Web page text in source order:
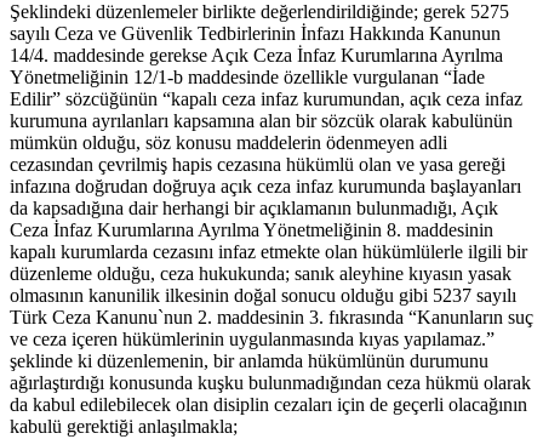
Şeklindeki düzenlemeler birlikte değerlendirildiğinde; gerek 5275
sayılı Ceza ve Güvenlik Tedbirlerinin İnfazı Hakkında Kanunun
14/4. maddesinde gerekse Açık Ceza İnfaz Kurumlarına Ayrılma
Yönetmeliğinin 12/1-b maddesinde özellikle vurgulanan “İade
Edilir” sözcüğünün “kapalı ceza infaz kurumundan, açık ceza infaz
kurumuna ayrılanları kapsamına alan bir sözcük olarak kabulünün
mümkün olduğu, söz konusu maddelerin ödenmeyen adli
cezasından çevrilmiş hapis cezasına hükümlü olan ve yasa gereği
infazına doğrudan doğruya açık ceza infaz kurumunda başlayanları
da kapsadığına dair herhangi bir açıklamanın bulunmadığı, Açık
Ceza İnfaz Kurumlarına Ayrılma Yönetmeliğinin 8. maddesinin
kapalı kurumlarda cezasını infaz etmekte olan hükümlülerle ilgili bir
düzenleme olduğu, ceza hukukunda; sanık aleyhine kıyasın yasak
olmasının kanunilik ilkesinin doğal sonucu olduğu gibi 5237 sayılı
Türk Ceza Kanunu`nun 2. maddesinin 3. fıkrasında “Kanunların suç
ve ceza içeren hükümlerinin uygulanmasında kıyas yapılamaz.”
şeklinde ki düzenlemenin, bir anlamda hükümlünün durumunu
ağırlaştırdığı konusunda kuşku bulunmadığından ceza hükmü olarak
da kabul edilebilecek olan disiplin cezaları için de geçerli olacağının
kabulü gerektiği anlaşılmakla;